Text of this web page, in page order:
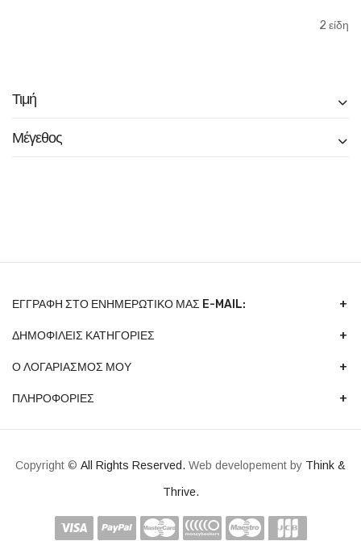
Τιμή
Μέγεθος
2 είδη
ΕΓΓΡΑΦΉ ΣΤΟ ΕΝΗΜΕΡΩΤΙΚΌ ΜΑΣ E-MAIL:
ΔΗΜΟΦΙΛΕΙΣ ΚΑΤΗΓΟΡΙΕΣ
Ο ΛΟΓΑΡΙΑΣΜΟΣ ΜΟΥ
ΠΛΗΡΟΦΟΡΙΕΣ
Copyright © All Rights Reserved. Web developement by Think &
Thrive.